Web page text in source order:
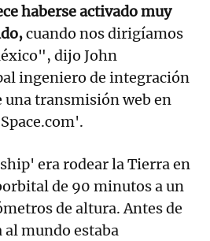
haberse activado muy
cuando nos dirigíamos
dijo John
ingeniero de integración
una transmisión web en
era rodear la Tierra en
de 90 minutos a un
de altura. Antes de
mundo estaba